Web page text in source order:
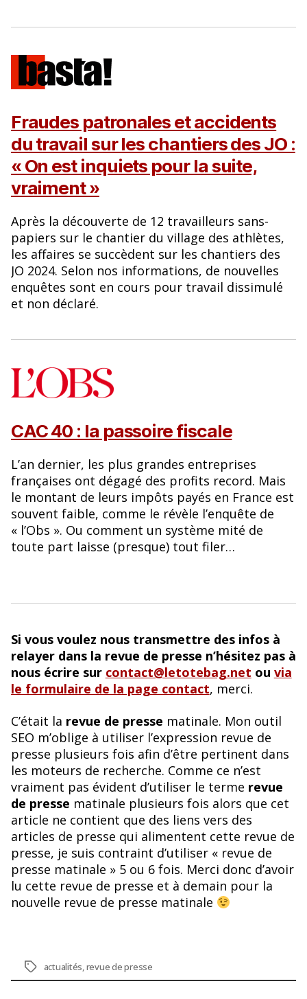
Fraudes patronales et accidents
du travail sur les chantiers des JO :
« On est inquiets pour la suite,
vraiment »
Après la découverte de 12 travailleurs sans-
papiers sur le chantier du village des athlètes,
les affaires se succèdent sur les chantiers des
JO 2024. Selon nos informations, de nouvelles
enquêtes sont en cours pour travail dissimulé
et non déclaré.
CAC 40 : la passoire fiscale
L’an dernier, les plus grandes entreprises
françaises ont dégagé des profits record. Mais
le montant de leurs impôts payés en France est
souvent faible, comme le révèle l’enquête de
« l’Obs ». Ou comment un système mité de
toute part laisse (presque) tout filer…
Si vous voulez nous transmettre des infos à
relayer dans la revue de presse n’hésitez pas à
nous écrire sur contact@letotebag.net ou via
le formulaire de la page contact, merci.
C’était la revue de presse matinale. Mon outil
SEO m’oblige à utiliser l’expression revue de
presse plusieurs fois afin d’être pertinent dans
les moteurs de recherche. Comme ce n’est
vraiment pas évident d’utiliser le terme revue
de presse matinale plusieurs fois alors que cet
article ne contient que des liens vers des
articles de presse qui alimentent cette revue de
presse, je suis contraint d’utiliser « revue de
presse matinale » 5 ou 6 fois. Merci donc d’avoir
lu cette revue de presse et à demain pour la
nouvelle revue de presse matinale
Étiquettes
actualités,revue de presse